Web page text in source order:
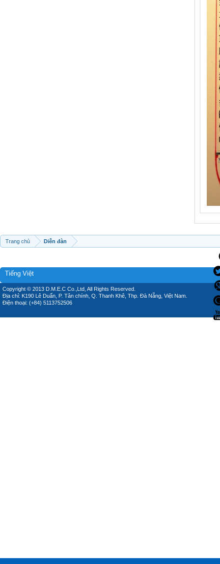
Trang chủ Diễn đàn
Tiếng Việt
Copyright © 2013 D.M.E.C Co.,Ltd, All Rights Reserved.
Địa chỉ: K190 Lê Duẩn, P. Tân chính, Q. Thanh Khê, Thp. Đà Nẵng, Việt Nam.
Điện thoại: (+84) 5113752506